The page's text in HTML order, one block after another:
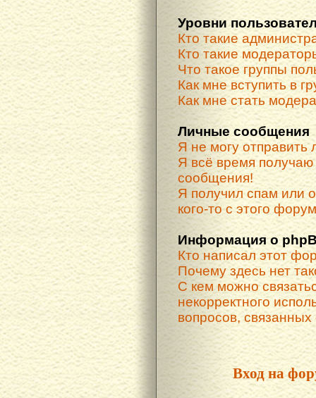
Уровни
Кто такие
Кто такие
Что такое группы
Как мне вступить в
Как мне стать
Личные сообщения
Я не могу
Я всё время
сообщения!
Я получил спам или
кого-то с этого
Информация о
Кто написал этот
Почему здесь нет
С кем можно
некорректного
вопросов,
Вход на